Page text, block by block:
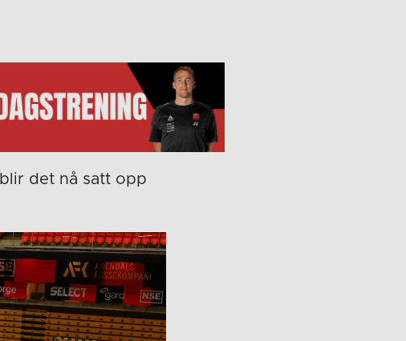
det nå satt opp